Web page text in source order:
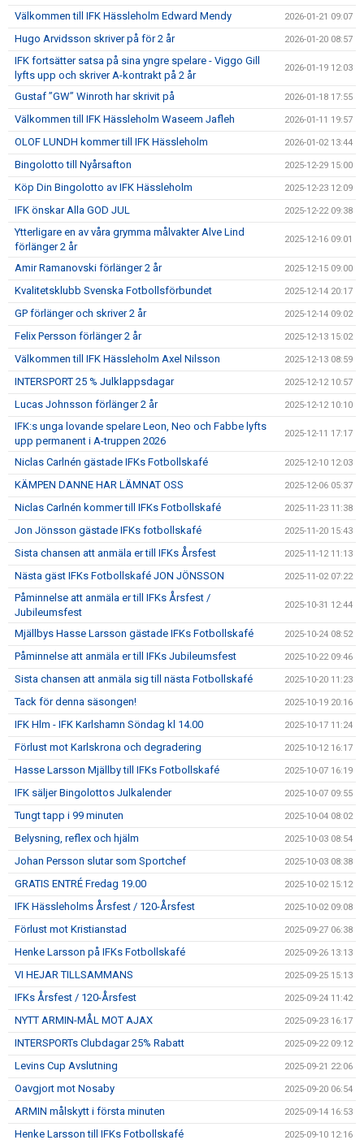
Välkommen till IFK Hässleholm Edward Mendy 2026-01-21 09:07
Hugo Arvidsson skriver på för 2 år 2026-01-20 08:57
IFK fortsätter satsa på sina yngre spelare - Viggo Gill
lyfts upp och skriver A-kontrakt på 2 år
2026-01-19 12:03
Gustaf ”GW” Winroth har skrivit på 2026-01-18 17:55
Välkommen till IFK Hässleholm Waseem Jafleh 2026-01-11 19:57
OLOF LUNDH kommer till IFK Hässleholm 2026-01-02 13:44
Bingolotto till Nyårsafton 2025-12-29 15:00
Köp Din Bingolotto av IFK Hässleholm 2025-12-23 12:09
IFK önskar Alla GOD JUL 2025-12-22 09:38
Ytterligare en av våra grymma målvakter Alve Lind
förlänger 2 år
2025-12-16 09:01
Amir Ramanovski förlänger 2 år 2025-12-15 09:00
Kvalitetsklubb Svenska Fotbollsförbundet 2025-12-14 20:17
GP förlänger och skriver 2 år 2025-12-14 09:02
Felix Persson förlänger 2 år 2025-12-13 15:02
Välkommen till IFK Hässleholm Axel Nilsson 2025-12-13 08:59
INTERSPORT 25 % Julklappsdagar 2025-12-12 10:57
Lucas Johnsson förlänger 2 år 2025-12-12 10:10
IFK:s unga lovande spelare Leon, Neo och Fabbe lyfts
upp permanent i A-truppen 2026
2025-12-11 17:17
Niclas Carlnén gästade IFKs Fotbollskafé 2025-12-10 12:03
KÄMPEN DANNE HAR LÄMNAT OSS 2025-12-06 05:37
Niclas Carlnén kommer till IFKs Fotbollskafé 2025-11-23 11:38
Jon Jönsson gästade IFKs fotbollskafé 2025-11-20 15:43
Sista chansen att anmäla er till IFKs Årsfest 2025-11-12 11:13
Nästa gäst IFKs Fotbollskafé JON JÖNSSON 2025-11-02 07:22
Påminnelse att anmäla er till IFKs Årsfest /
Jubileumsfest
2025-10-31 12:44
Mjällbys Hasse Larsson gästade IFKs Fotbollskafé 2025-10-24 08:52
Påminnelse att anmäla er till IFKs Jubileumsfest 2025-10-22 09:46
Sista chansen att anmäla sig till nästa Fotbollskafé 2025-10-20 11:23
Tack för denna säsongen! 2025-10-19 20:16
IFK Hlm - IFK Karlshamn Söndag kl 14.00 2025-10-17 11:24
Förlust mot Karlskrona och degradering 2025-10-12 16:17
Hasse Larsson Mjällby till IFKs Fotbollskafé 2025-10-07 16:19
IFK säljer Bingolottos Julkalender 2025-10-07 09:55
Tungt tapp i 99 minuten 2025-10-04 08:02
Belysning, reflex och hjälm 2025-10-03 08:54
Johan Persson slutar som Sportchef 2025-10-03 08:38
GRATIS ENTRÉ Fredag 19.00 2025-10-02 15:12
IFK Hässleholms Årsfest / 120-Årsfest 2025-10-02 09:08
Förlust mot Kristianstad 2025-09-27 06:38
Henke Larsson på IFKs Fotbollskafé 2025-09-26 13:13
VI HEJAR TILLSAMMANS 2025-09-25 15:13
IFKs Årsfest / 120-Årsfest 2025-09-24 11:42
NYTT ARMIN-MÅL MOT AJAX 2025-09-23 16:17
INTERSPORTs Clubdagar 25% Rabatt 2025-09-22 09:12
Levins Cup Avslutning 2025-09-21 22:06
Oavgjort mot Nosaby 2025-09-20 06:54
ARMIN målskytt i första minuten 2025-09-14 16:53
Henke Larsson till IFKs Fotbollskafé 2025-09-10 12:16